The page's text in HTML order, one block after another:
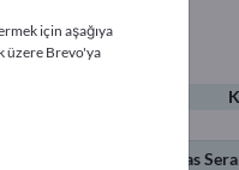
Seramikler | Hassas
için aşağıya
üzere Brevo'ya